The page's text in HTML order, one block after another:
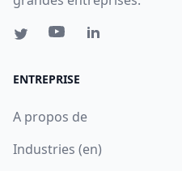
ENTREPRISE
A propos de
Industries (en)